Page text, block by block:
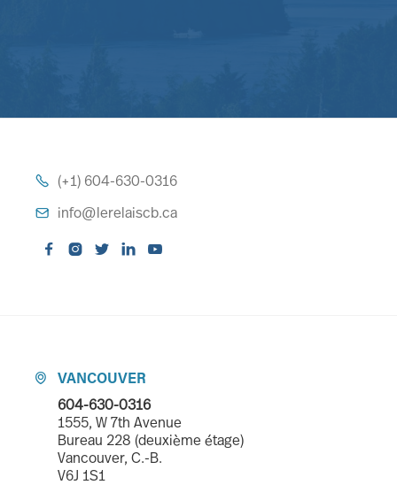
 (+1) 604-630-0316
 info@lerelaiscb.ca
    

VANCOUVER
604-630-0316
1555, W 7th Avenue
Bureau 228 (deuxième étage)
Vancouver, C.-B.
V6J 1S1